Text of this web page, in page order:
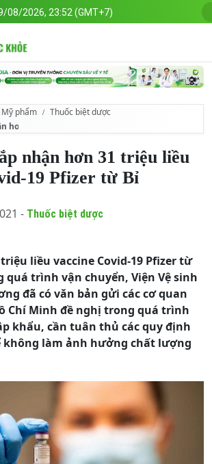
08/2026, 23:52 (GMT+7)
phẩm
Thuốc biệt dược
hơn 31 triệu liều vaccine Covid-19 Pfizer từ Bỉ
nhận hơn 31 triệu liều
19 Pfizer từ Bỉ
- Thuốc biệt dược
liều vaccine Covid-19 Pfizer từ
quá trình vận chuyển, Viện Vệ sinh
đã có văn bản gửi các cơ quan
Chí Minh đề nghị trong quá trình
khẩu, cần tuân thủ các quy định
không làm ảnh hưởng chất lượng